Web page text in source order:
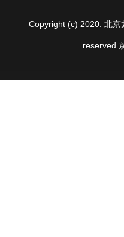
Copyright (c) 2020. 北京
reserved.